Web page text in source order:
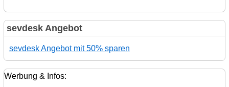
sevdesk Angebot
sevdesk Angebot mit 50% sparen
Werbung & Infos: